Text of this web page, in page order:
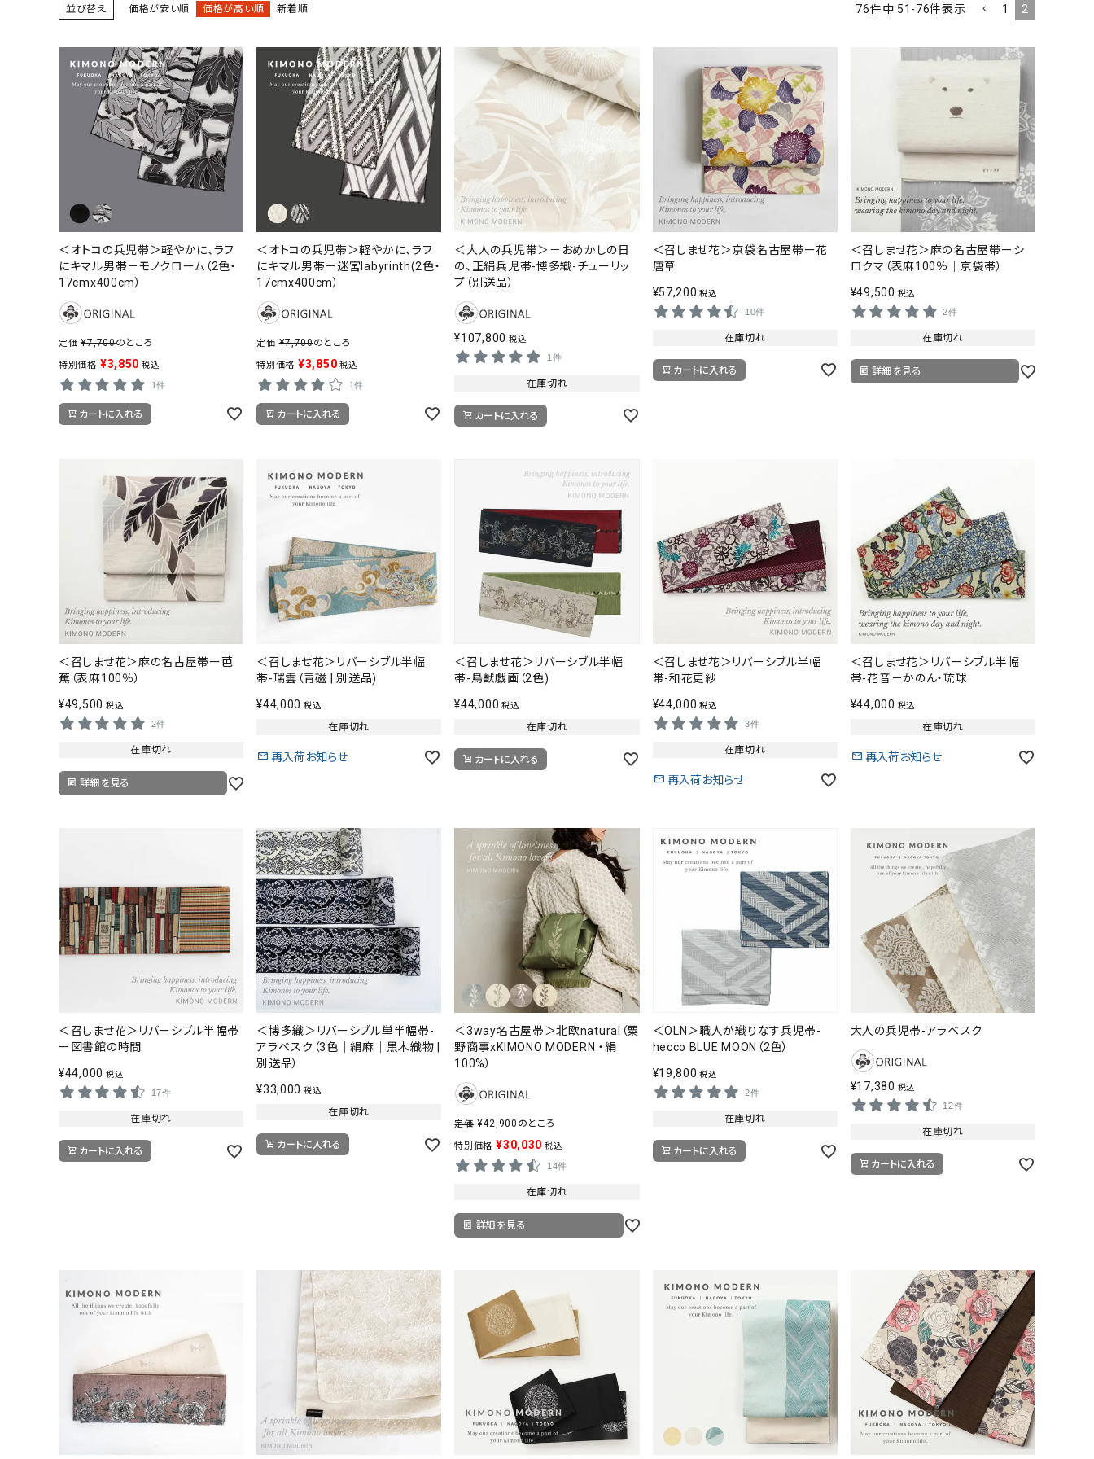
並び替え 価格が安い順 価格が高い順 新着順 76件中 51 -76件表示 1 2
＜オトコの兵児帯＞軽やかに、ラフ
にキマル男帯－モノクローム（2色・
17cmx400cm）
定価 ¥7,700のところ
特別価格 ¥3,850 税込
1件
カートに入れる
＜オトコの兵児帯＞軽やかに、ラフ
にキマル男帯－迷宮labyrinth(2色・
17cmx400cm）
定価 ¥7,700のところ
特別価格 ¥3,850 税込
1件
カートに入れる
＜大人の兵児帯＞－おめかしの日
の、正絹兵児帯-博多織-チューリッ
プ（別送品）
¥107,800 税込
1件
在庫切れ
カートに入れる
＜召しませ花＞京袋名古屋帯ー花
唐草
¥57,200 税込
10件
在庫切れ
カートに入れる
＜召しませ花＞麻の名古屋帯ーシ
ロクマ（表麻100％｜京袋帯）
¥49,500 税込
2件
在庫切れ
詳細を見る
＜召しませ花＞麻の名古屋帯ー芭
蕉（表麻100％）
¥49,500 税込
2件
在庫切れ
詳細を見る
＜召しませ花＞リバーシブル半幅
帯-瑞雲（青磁 | 別送品)
¥44,000 税込
在庫切れ
再入荷お知らせ
＜召しませ花＞リバーシブル半幅
帯-鳥獣戯画（2色)
¥44,000 税込
在庫切れ
カートに入れる
＜召しませ花＞リバーシブル半幅
帯-和花更紗
¥44,000 税込
3件
在庫切れ
再入荷お知らせ
＜召しませ花＞リバーシブル半幅
帯-花音－かのん・琉球
¥44,000 税込
在庫切れ
再入荷お知らせ
＜召しませ花＞リバーシブル半幅帯
ー図書館の時間
¥44,000 税込
17件
在庫切れ
カートに入れる
＜博多織＞リバーシブル単半幅帯-
アラベスク（3色｜絹麻｜黒木織物 |
別送品）
¥33,000 税込
在庫切れ
カートに入れる
＜3way名古屋帯＞北欧natural（粟
野商事xKIMONO MODERN ・絹
100%）
定価 ¥42,900のところ
特別価格 ¥30,030 税込
14件
在庫切れ
詳細を見る
＜OLN＞職人が織りなす兵児帯-
hecco BLUE MOON（2色）
¥19,800 税込
2件
在庫切れ
カートに入れる
大人の兵児帯-アラベスク
¥17,380 税込
12件
在庫切れ
カートに入れる